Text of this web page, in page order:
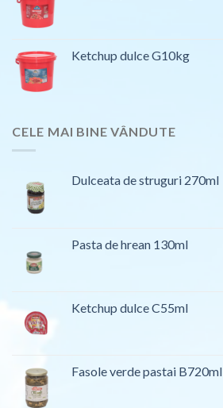
Ketchup dulce G10kg
CELE MAI BINE VÂNDUTE
Dulceata de struguri 270ml
Pasta de hrean 130ml
Ketchup dulce C55ml
Fasole verde pastai B720ml